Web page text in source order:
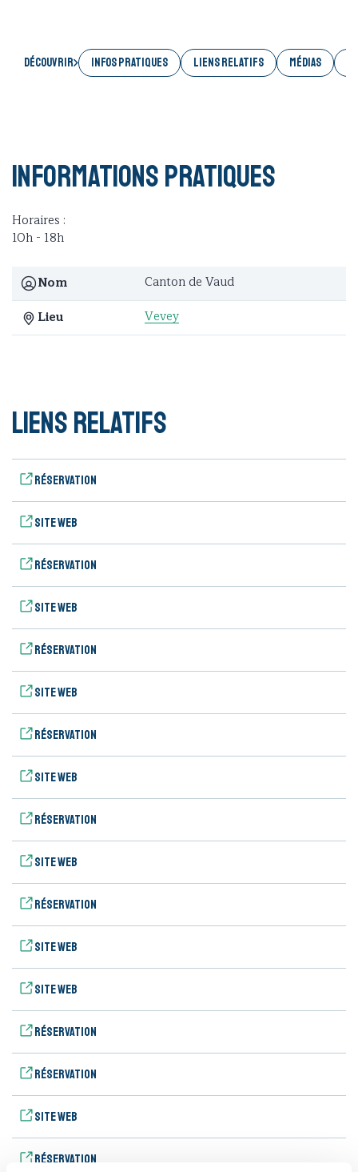
Découvrir INFOS PRATIQUES LIENS RELATIFS MÉDIAS
Informations pratiques
Horaires :
10h - 18h
Nom
Canton de Vaud
Lieu
Vevey
Liens relatifs
Réservation
Site web
Réservation
Site web
Réservation
Site web
Réservation
Site web
Réservation
Site web
Réservation
Site web
Site web
Réservation
Réservation
Site web
Réservation